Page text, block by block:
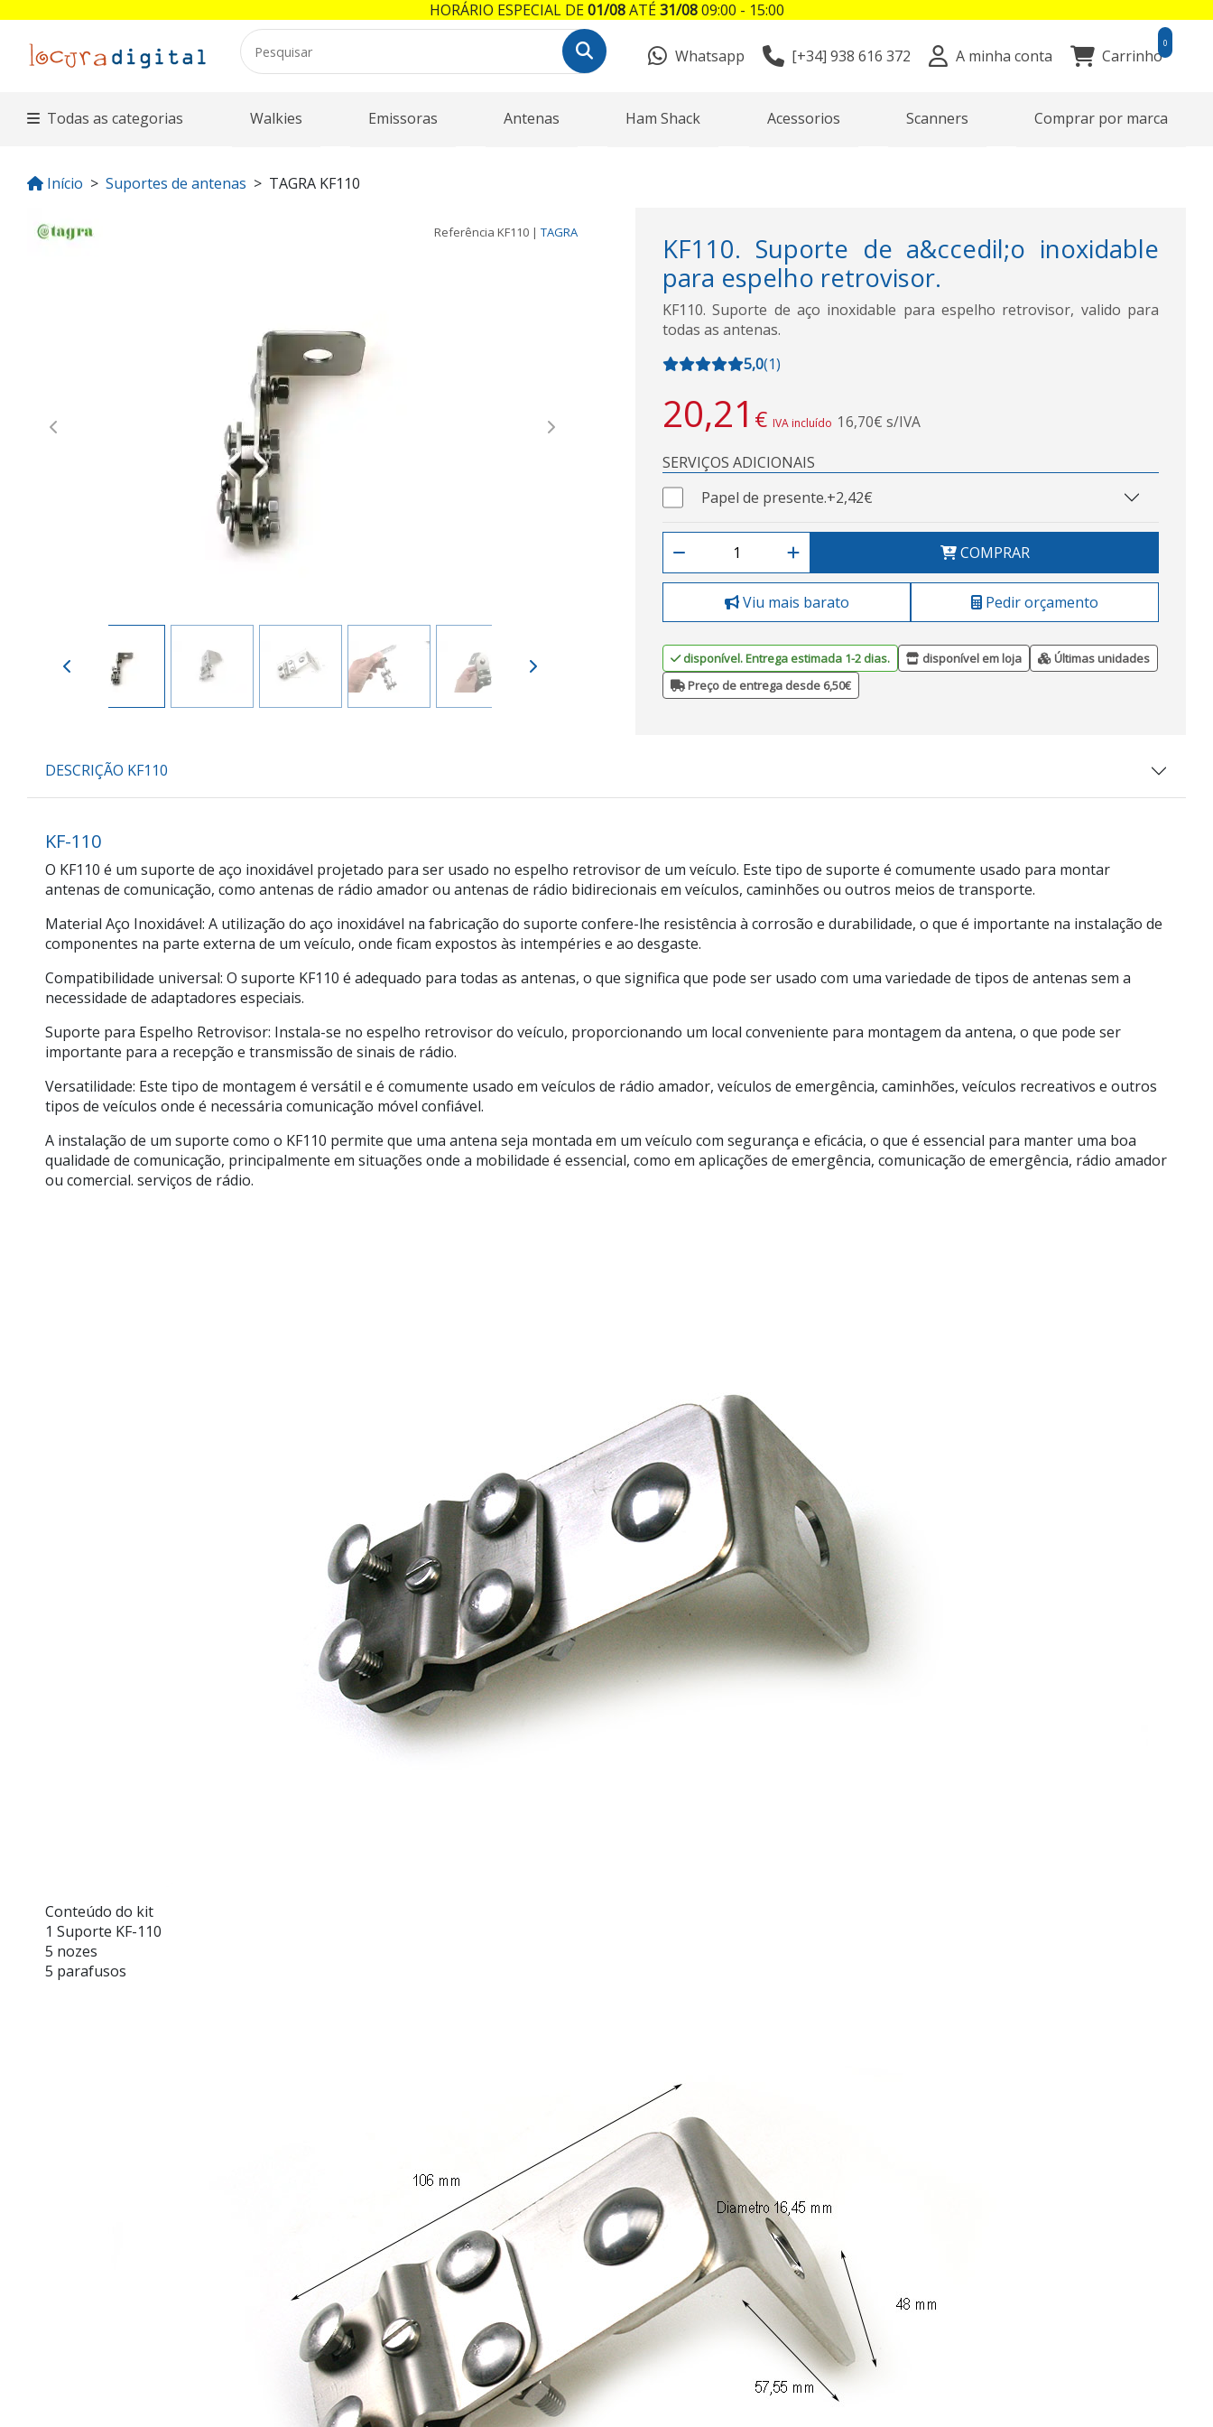
Whatsapp [+34] 938 616 372 A minha conta Carrinho
0
Todas as categorias Walkies Emissoras Antenas Ham Shack Acessorios Scanners Comprar por marca
Início Suportes de antenas TAGRA KF110
Referência KF110 | TAGRA
Previous Next
KF110. Suporte de a&ccedil;o inoxidable
para espelho retrovisor.
KF110. Suporte de aço inoxidable para espelho retrovisor, valido para
todas as antenas.
5,0(1)
20,21 € IVA incluído 16,70€ s/IVA
SERVIÇOS ADICIONAIS
Papel de presente.+2,42€
COMPRAR
Viu mais barato Pedir orçamento
disponível. Entrega estimada 1-2 dias. disponível em loja
Últimas unidades
Preço de entrega desde 6,50€
DESCRIÇÃO KF110
KF-110
O KF110 é um suporte de aço inoxidável projetado para ser usado no espelho retrovisor de um veículo. Este tipo de suporte é comumente usado para montar
antenas de comunicação, como antenas de rádio amador ou antenas de rádio bidirecionais em veículos, caminhões ou outros meios de transporte.
Material Aço Inoxidável: A utilização do aço inoxidável na fabricação do suporte confere-lhe resistência à corrosão e durabilidade, o que é importante na instalação de
componentes na parte externa de um veículo, onde ficam expostos às intempéries e ao desgaste.
Compatibilidade universal: O suporte KF110 é adequado para todas as antenas, o que significa que pode ser usado com uma variedade de tipos de antenas sem a
necessidade de adaptadores especiais.
Suporte para Espelho Retrovisor: Instala-se no espelho retrovisor do veículo, proporcionando um local conveniente para montagem da antena, o que pode ser
importante para a recepção e transmissão de sinais de rádio.
Versatilidade: Este tipo de montagem é versátil e é comumente usado em veículos de rádio amador, veículos de emergência, caminhões, veículos recreativos e outros
tipos de veículos onde é necessária comunicação móvel confiável.
A instalação de um suporte como o KF110 permite que uma antena seja montada em um veículo com segurança e eficácia, o que é essencial para manter uma boa
qualidade de comunicação, principalmente em situações onde a mobilidade é essencial, como em aplicações de emergência, comunicação de emergência, rádio amador
ou comercial. serviços de rádio.
Conteúdo do kit
1 Suporte KF-110
5 nozes
5 parafusos
HORÁRIO ESPECIAL DE01/08ATÉ31/0809:00 - 15:00